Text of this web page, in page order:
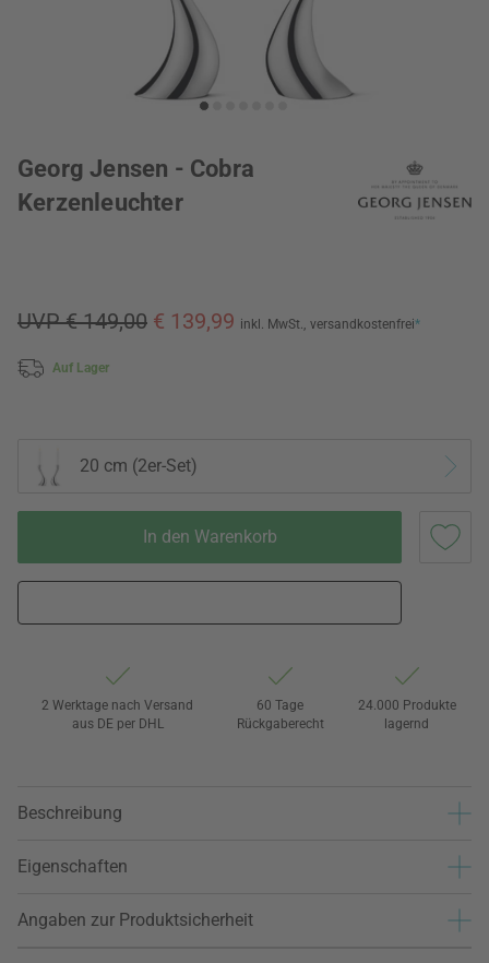
Georg Jensen - Cobra
Kerzenleuchter
UVP € 149,00 € 139,99 inkl. MwSt., versandkostenfrei*
Auf Lager
20 cm (2er-Set)
In den Warenkorb
2 Werktage nach Versand
aus DE per DHL
60 Tage
Rückgaberecht
24.000 Produkte
lagernd
Beschreibung
Eigenschaften
Angaben zur Produktsicherheit